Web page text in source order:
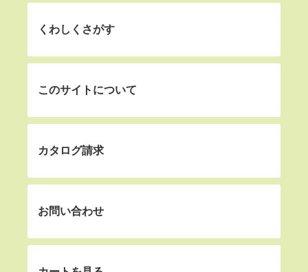
くわしくさがす
このサイトについて
カタログ請求
お問い合わせ